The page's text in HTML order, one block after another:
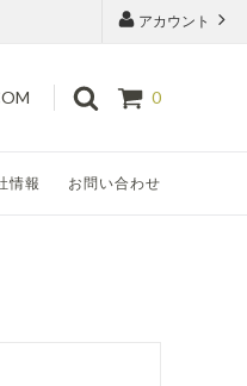
アカウント
0
情報 お問い合わせ